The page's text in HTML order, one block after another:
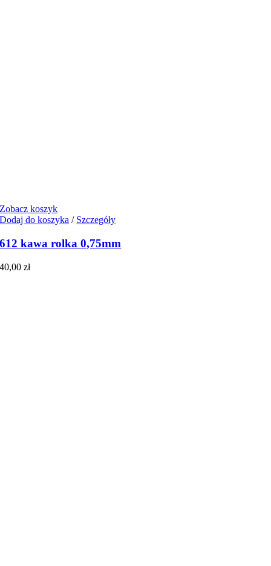
Zobacz koszyk
Dodaj do koszyka / Szczegóły
612 kawa rolka 0,75mm
40,00zł